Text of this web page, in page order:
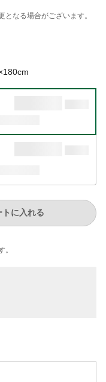
なる場合がございます。
トに入れる
。